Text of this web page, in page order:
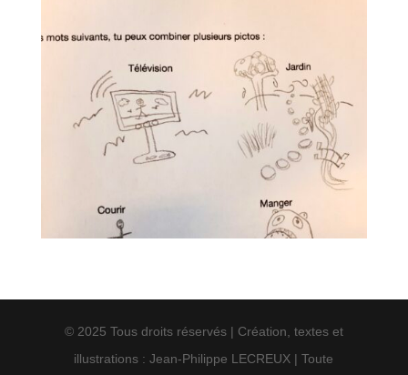
© 2025 Tous droits réservés | Création, textes et
illustrations : Jean-Philippe LECREUX | Toute